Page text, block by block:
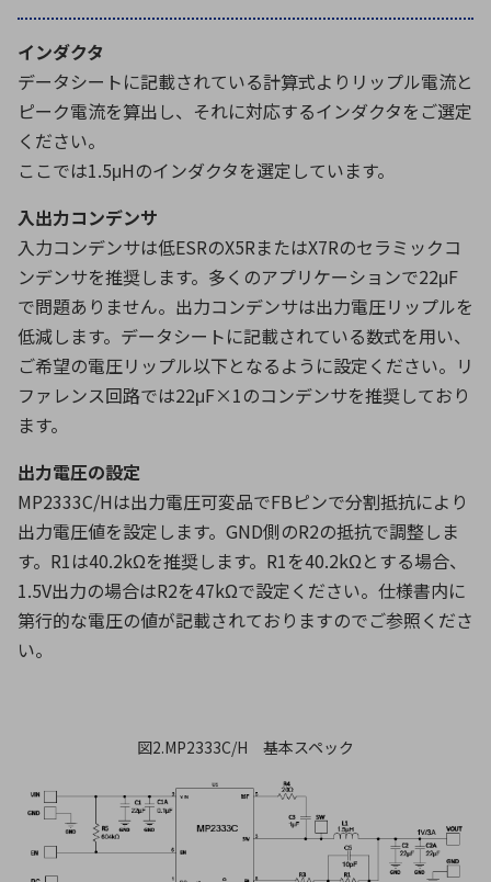
インダクタ
データシートに記載されている計算式よりリップル電流と
ピーク電流を算出し、それに対応するインダクタをご選定
ください。
ここでは1.5μHのインダクタを選定しています。
入出力コンデンサ
入力コンデンサは低ESRのX5RまたはX7Rのセラミックコ
ンデンサを推奨します。多くのアプリケーションで22μF
で問題ありません。出力コンデンサは出力電圧リップルを
低減します。データシートに記載されている数式を用い、
ご希望の電圧リップル以下となるように設定ください。リ
ファレンス回路では22μF×1のコンデンサを推奨しており
ます。
出力電圧の設定
MP2333C/Hは出力電圧可変品でFBピンで分割抵抗により
出力電圧値を設定します。GND側のR2の抵抗で調整しま
す。R1は40.2kΩを推奨します。R1を40.2kΩとする場合、
1.5V出力の場合はR2を47kΩで設定ください。仕様書内に
第行的な電圧の値が記載されておりますのでご参照くださ
い。
図2.MP2333C/H 基本スペック